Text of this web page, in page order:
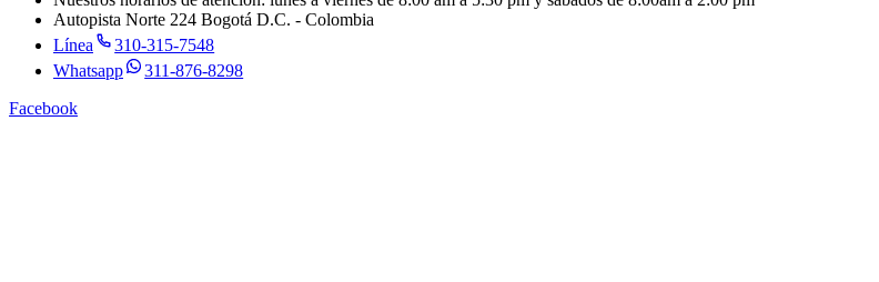
Autopista Norte 224 Bogotá D.C. - Colombia
Línea
310-315-7548
Whatsapp
311-876-8298
Facebook